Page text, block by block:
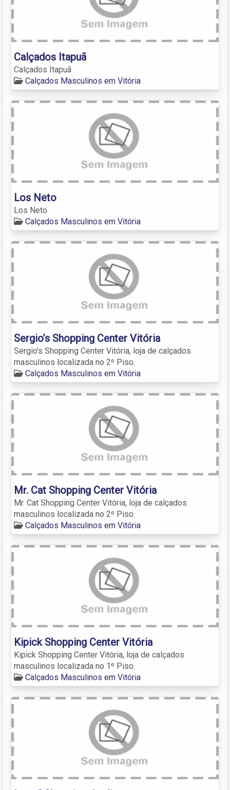
Calçados Itapuã
Calçados Itapuã
Calçados Masculinos em Vitória
Los Neto
Los Neto
Calçados Masculinos em Vitória
Sergio’s Shopping Center Vitória
Sergio's Shopping Center Vitória, loja de calçados
masculinos localizada no 2º Piso.
Calçados Masculinos em Vitória
Mr. Cat Shopping Center Vitória
Mr. Cat Shopping Center Vitória, loja de calçados
masculinos localizada no 2º Piso.
Calçados Masculinos em Vitória
Kipick Shopping Center Vitória
Kipick Shopping Center Vitória, loja de calçados
masculinos localizada no 1º Piso.
Calçados Masculinos em Vitória